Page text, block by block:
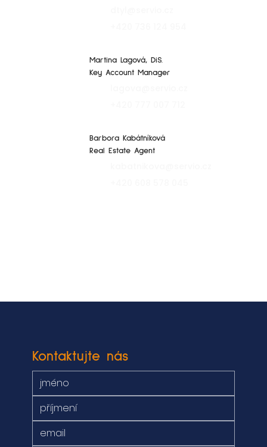
Martina Lagová, DiS.
Key Account Manager
Barbora Kabátníková
Real Estate Agent
Kontaktujte nás